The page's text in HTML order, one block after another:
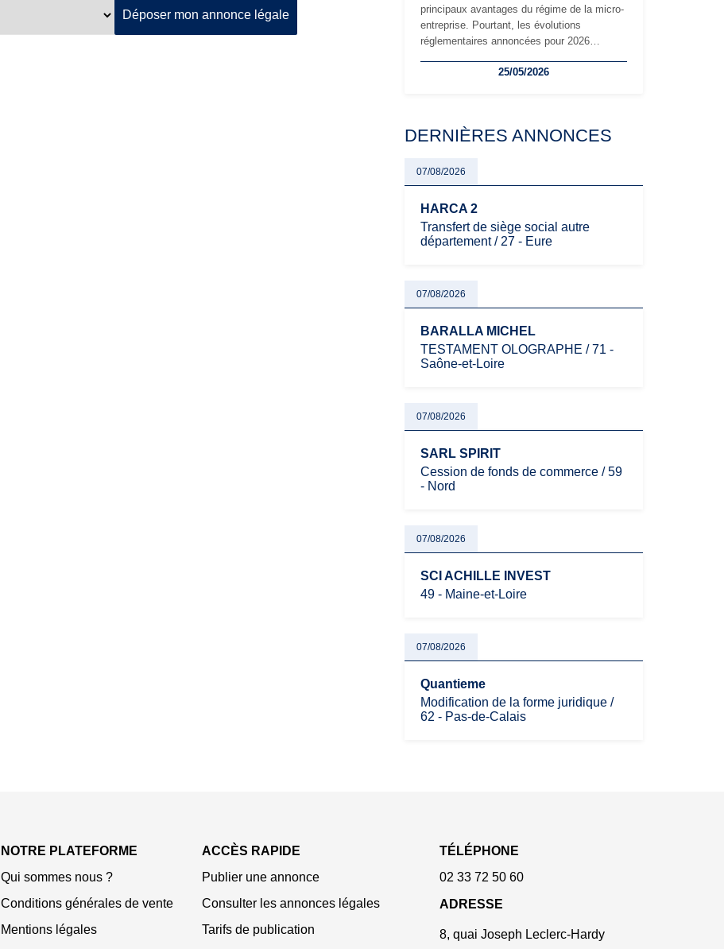
Déposer mon annonce légale
principaux avantages du régime de la micro-
entreprise. Pourtant, les évolutions
réglementaires annoncées pour 2026
les auto-entrepreneurs, artisans et
évoluent dans un contexte de contrôle
oblige les indépendants à rester
particulièrement vigilants.
25/05/2026
DERNIÈRES ANNONCES
07/08/2026
HARCA 2
Transfert de siège social autre
département / 27 - Eure
07/08/2026
BARALLA MICHEL
TESTAMENT OLOGRAPHE / 71 -
Saône-et-Loire
07/08/2026
SARL SPIRIT
Cession de fonds de commerce / 59
- Nord
07/08/2026
SCI ACHILLE INVEST
49 - Maine-et-Loire
07/08/2026
Quantieme
Modification de la forme juridique /
62 - Pas-de-Calais
NOTRE PLATEFORME
Qui sommes nous ?
Conditions générales de vente
Mentions légales
ACCÈS RAPIDE
Publier une annonce
Consulter les annonces légales
Tarifs de publication
TÉLÉPHONE
02 33 72 50 60
ADRESSE
8, quai Joseph Leclerc-Hardy